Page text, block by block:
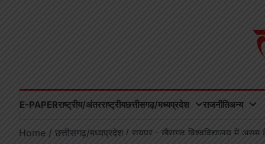
E-PAPERराष्ट्रीय/अंतरराष्ट्रीयछत्तीसगढ़/मध्यप्रदेश राजनीतिअन्य
Home छत्तीसगढ़/मध्यप्रदेश रायपुर : खैरागढ़ विश्वविद्यालय में असम